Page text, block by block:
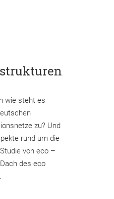
wie steht es
zu? Und
rund um die
von eco –
des eco